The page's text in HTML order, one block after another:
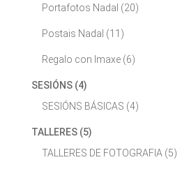
Portafotos Nadal (20)
Postais Nadal (11)
Regalo con Imaxe (6)
SESIÓNS (4)
SESIÓNS BÁSICAS (4)
TALLERES (5)
TALLERES DE FOTOGRAFIA (5)